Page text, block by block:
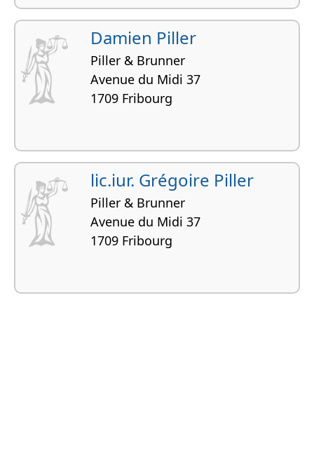
Damien Piller
Piller & Brunner
Avenue du Midi 37
1709 Fribourg
lic.iur. Grégoire Piller
Piller & Brunner
Avenue du Midi 37
1709 Fribourg